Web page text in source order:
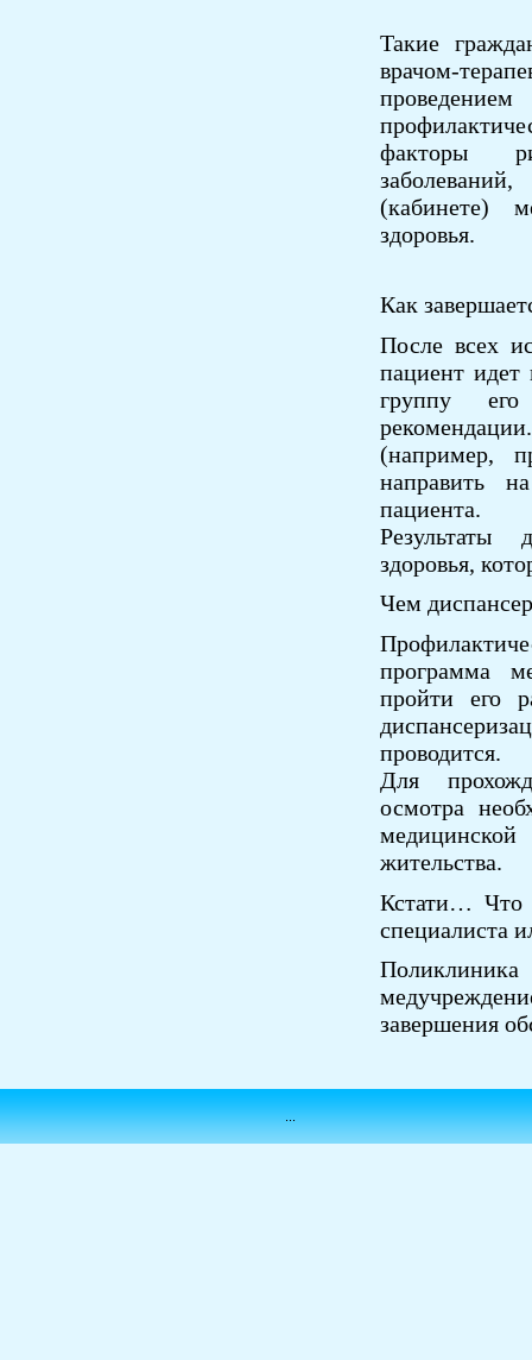
Такие
врачом-
факторы
(кабинете)
здоровья.
Как
После всех
пациент идет
группу
(например,
направить
пациента.
Результаты
здоровья,
Чем
программа
пройти его
проводится.
Для
осмотра
жительства.
Кстати… Что
специалиста
завершения
...